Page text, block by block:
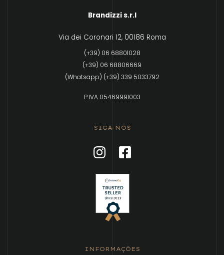
Brandizzi s.r.l
Via dei Coronari 12, 00186 Roma
(+39) 06 68801028
(+39) 06 68806669
(Whatsapp) (+39) 339 5033792
P.IVA 05469991003
SIGA-NOS
INFORMAÇÕES